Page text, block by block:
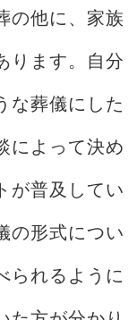
の他に、家族
ります。自分
な葬儀にした
によって決め
が普及してい
の形式につい
られるように